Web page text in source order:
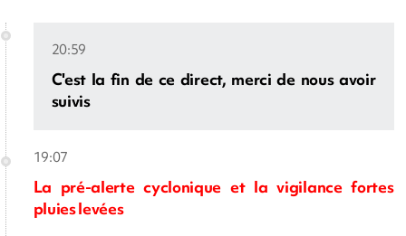
20:59
C'est la fin de ce direct, merci de nous avoir
suivis
19:07
La pré-alerte cyclonique et la vigilance fortes
pluies levées